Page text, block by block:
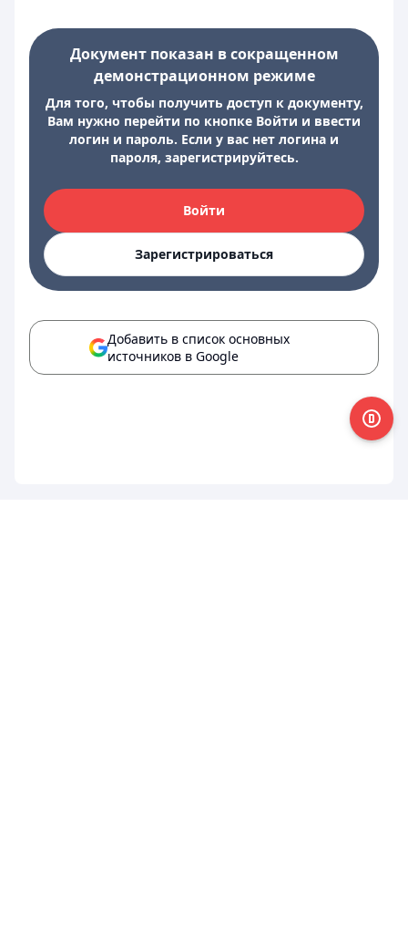
Документ показан в сокращенном
демонстрационном режиме
Для того, чтобы получить доступ к документу,
Вам нужно перейти по кнопке Войти и ввести
логин и пароль. Если у вас нет логина и
пароля, зарегистрируйтесь.
Войти
Зарегистрироваться
Добавить в список основных
источников в Google